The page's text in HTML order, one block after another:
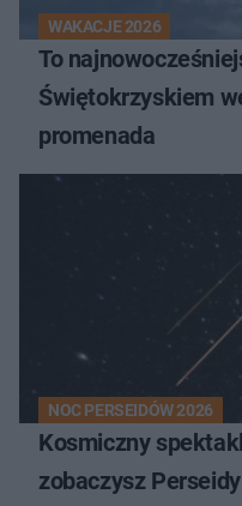
WAKACJE 2026
To
Świętokrzyskiem
promenada
NOC PERSEIDÓW 2026
Kosmiczny
zobaczysz